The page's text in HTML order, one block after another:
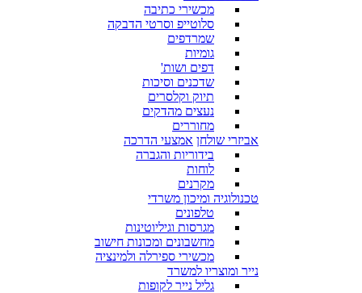
מכשירי כתיבה
סלוטייפ וסרטי הדבקה
שמרדפים
גומיות
דפים ושות'
שדכנים וסיכות
תיוק וקלסרים
נעצים מהדקים
מחוררים
אביזרי שולחן אמצעי הדרכה
בידוריות והגברה
לוחות
מקרנים
טכנולוגיה ומיכון משרדי
טלפונים
מגרסות וגיליוטינות
מחשבונים ומכונות חישוב
מכשירי ספירלה ולמינציה
נייר ומוצריו למשרד
גליל נייר לקופות